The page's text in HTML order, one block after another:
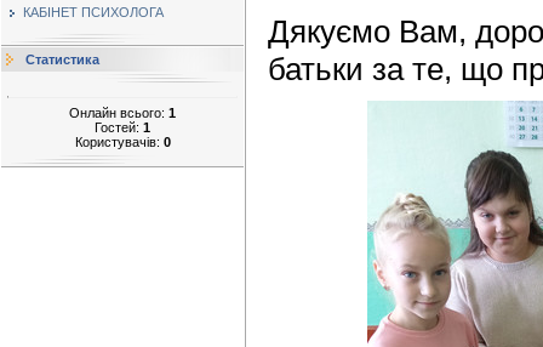
КАБІНЕТ ПСИХОЛОГА
Статистика
Онлайн всього: 1
Гостей: 1
Користувачів: 0
Дякуємо Вам,
батьки за те, що